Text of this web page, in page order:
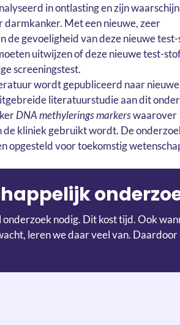
in ontlasting en zijn
Met een nieuwe, zeer
de gevoeligheid van deze nieuwe
uitwijzen of deze nieuwe test-
screeningstest.
wordt gepubliceerd naar nieuwe
literatuurstudie aan dit
DNA methylerings markerswaarover
kliniek gebruikt wordt. De
opgesteld voor toekomstig
onderzoek nodig. Dit kost tijd. Ook
leren we daar veel van. Daardoor